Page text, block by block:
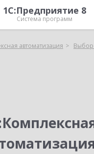
1С:Предприятие 8
Система программ
автоматизация
Выбор